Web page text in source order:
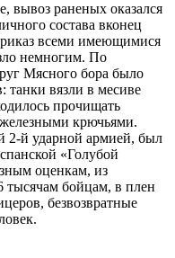
вывоз раненых оказался
состава вконец
всеми имеющимися
немногим. По
Мясного бора было
танки вязли в месиве
прочищать
крючьями.
2-й ударной армией, был
«Голубой
оценкам, из
тысячам бойцам, в плен
безвозвратные